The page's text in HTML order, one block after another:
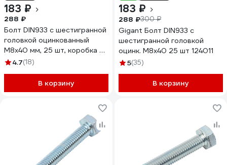
183 ₽
288 ₽
Болт DIN933 с шестигранной
головкой оцинкованный
М8x40 мм, 25 шт, коробка с
окном Tech-Kr Zitar 105210
4.7(18)
В корзину
183 ₽
288 ₽300 ₽
Gigant Болт DIN933 с
шестигранной головкой
оцинк. М8x40 25 шт 124011
5(35)
В корзину